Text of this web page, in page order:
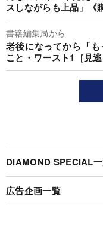
スしながらも上品」《
書籍編集局から
老後になってから「
こと・ワースト1［見
DIAMOND SPECIAL
広告企画一覧